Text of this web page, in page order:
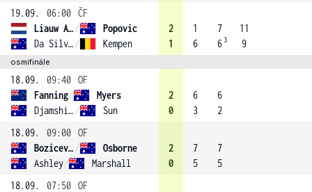
19.09.
06:00 ČF
Liauw A Fong /
Popovic
Da Silva Fick / Kempen
2
1
1
6
7
6 3
11
9
osmifinále
18.09. 09:40 OF
Fanning/
Myers
Djamshidi / Sun
2
0
6
3
6
2
18.09.
09:00 OF
Bozicevic /
Osborne
Ashley/ Marshall
2
0
7
5
7
5
18.09.
07:50 OF